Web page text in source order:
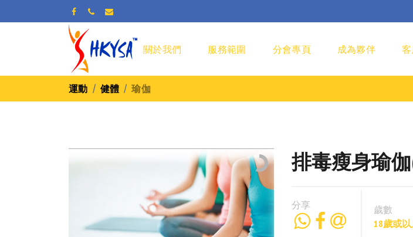
關於我們 服務範圍 分會專頁 成為夥伴
運動 健體 瑜伽
排毒瘦身瑜伽
分享
歲數
18歲或